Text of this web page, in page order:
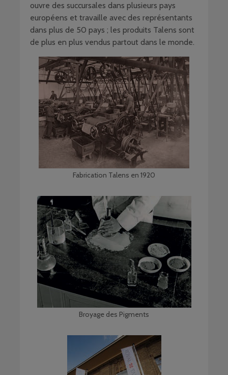
ouvre des succursales dans plusieurs pays
européens et travaille avec des représentants
dans plus de 50 pays ; les produits Talens sont
de plus en plus vendus partout dans le monde.
Fabrication Talens en 1920
Broyage des Pigments